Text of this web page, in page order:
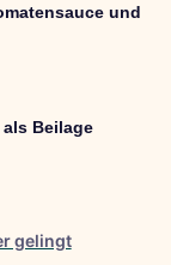
und
Beilage
gelingt